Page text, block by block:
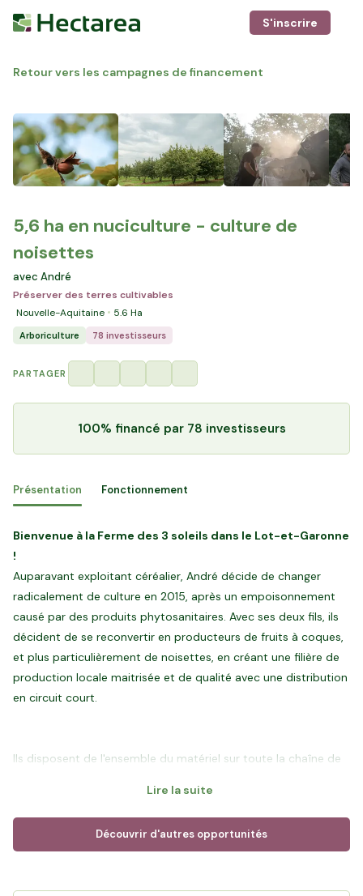
S'inscrire
Retour vers les campagnes de financement
5,6 ha en nuciculture - culture de
noisettes
avec André
Préserver des terres cultivables
Nouvelle-Aquitaine
5.6 Ha
Arboriculture 78 investisseurs
PARTAGER
100% financé par 78 investisseurs
Présentation Fonctionnement
Bienvenue à la Ferme des 3 soleils dans le Lot-et-Garonne
!
Auparavant exploitant céréalier, André décide de changer
radicalement de culture en 2015, après un empoisonnement
causé par des produits phytosanitaires. Avec ses deux fils, ils
décident de se reconvertir en producteurs de fruits à coques,
et plus particulièrement de noisettes, en créant une filière de
production locale maitrisée et de qualité avec une distribution
Ils disposent de l'ensemble du matériel sur toute la chaîne de
laboratoire pour proposer des noisettes sous toutes leurs
formes : huiles culinaire et cosmétique, pâte à tartiner, praliné,
bière, etc. Ils font partie de Conseils culinaires et distribuent
Lire la suite
Découvrir d'autres opportunités